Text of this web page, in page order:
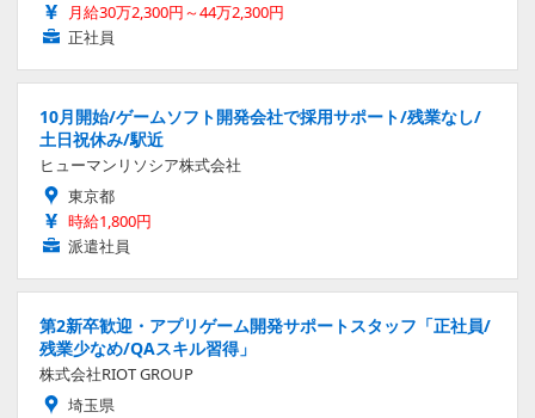
月給30万2,300円～44万2,300円
正社員
10月開始/ゲームソフト開発会社で採用サポート/残業なし/
土日祝休み/駅近
ヒューマンリソシア株式会社
東京都
時給1,800円
派遣社員
第2新卒歓迎・アプリゲーム開発サポートスタッフ「正社員/
残業少なめ/QAスキル習得」
株式会社RIOT GROUP
埼玉県